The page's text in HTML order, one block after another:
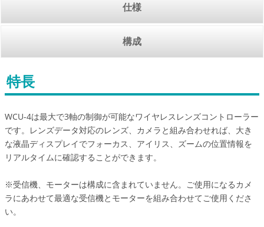
仕様
構成
特長
WCU-4は最大で3軸の制御が可能なワイヤレスレンズコントローラー
です。レンズデータ対応のレンズ、カメラと組み合わせれば、大き
な液晶ディスプレイでフォーカス、アイリス、ズームの位置情報を
リアルタイムに確認することができます。
※受信機、モーターは構成に含まれていません。ご使用になるカメ
ラにあわせて最適な受信機とモーターを組み合わせてご使用くださ
い。